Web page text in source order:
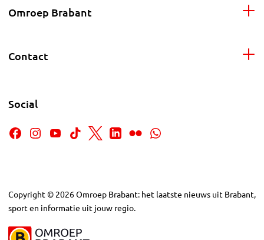
Omroep Brabant
Contact
Social
Copyright © 2026Omroep Brabant: het laatste nieuws uit Brabant,
sport en informatie uit jouw regio.